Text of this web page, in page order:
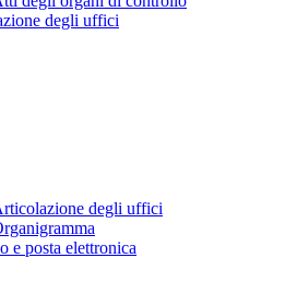
degli uffici
degli uffici
e posta elettronica